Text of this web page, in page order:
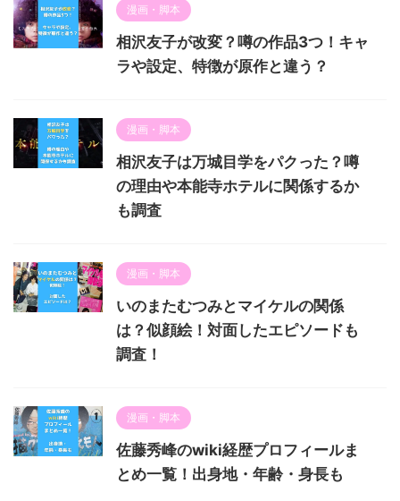
漫画・脚本
相沢友子が改変？噂の作品3つ！キャ
ラや設定、特徴が原作と違う？
漫画・脚本
相沢友子は万城目学をパクった？噂
の理由や本能寺ホテルに関係するか
も調査
漫画・脚本
いのまたむつみとマイケルの関係
は？似顔絵！対面したエピソードも
調査！
漫画・脚本
佐藤秀峰のwiki経歴プロフィールま
とめ一覧！出身地・年齢・身長も